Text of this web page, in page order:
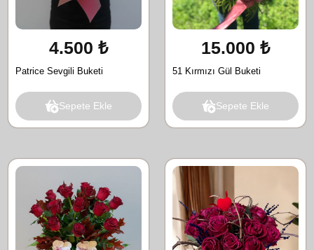
4.500 ₺
Patrice Sevgili Buketi
Sepete Ekle
15.000 ₺
51 Kırmızı Gül Buketi
Sepete Ekle